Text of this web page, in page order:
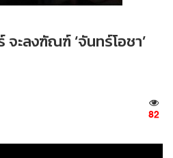
ะลงฑัณฑ์ ‘จันทร์โอชา’
82